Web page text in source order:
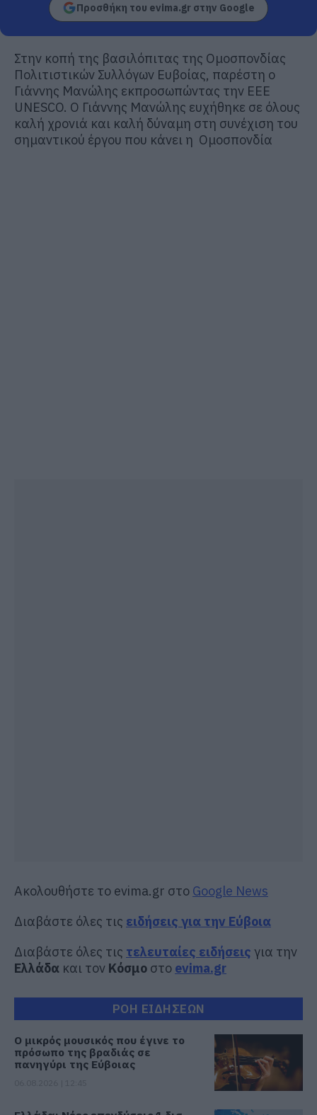
Προσθήκη του evima.gr στην Google
Στην κοπή της βασιλόπιτας της Ομοσπονδίας
Πολιτιστικών Συλλόγων Ευβοίας, παρέστη ο
Γιάννης Μανώλης εκπροσωπώντας την ΕΕΕ
UNESCO. Ο Γιάννης Μανώλης ευχήθηκε σε όλους
καλή χρονιά και καλή δύναμη στη συνέχιση του
σημαντικού έργου που κάνει η Ομοσπονδία
Ακολουθήστε το evima.gr στο Google News
Διαβάστε όλες τις ειδήσεις για την Εύβοια
Διαβάστε όλες τις τελευταίες ειδήσεις για την
Ελλάδα και τον Κόσμο στο evima.gr
ΡΟΗ ΕΙΔΗΣΕΩΝ
Ο μικρός μουσικός που έγινε το
πρόσωπο της βραδιάς σε
πανηγύρι της Εύβοιας